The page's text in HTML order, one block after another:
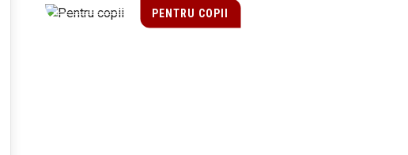
PENTRU COPII